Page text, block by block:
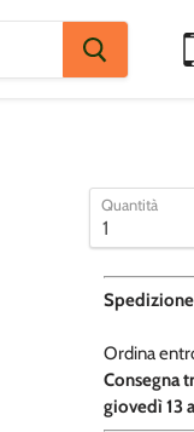
Quantità
Ordina
​Consegna
giovedì 13